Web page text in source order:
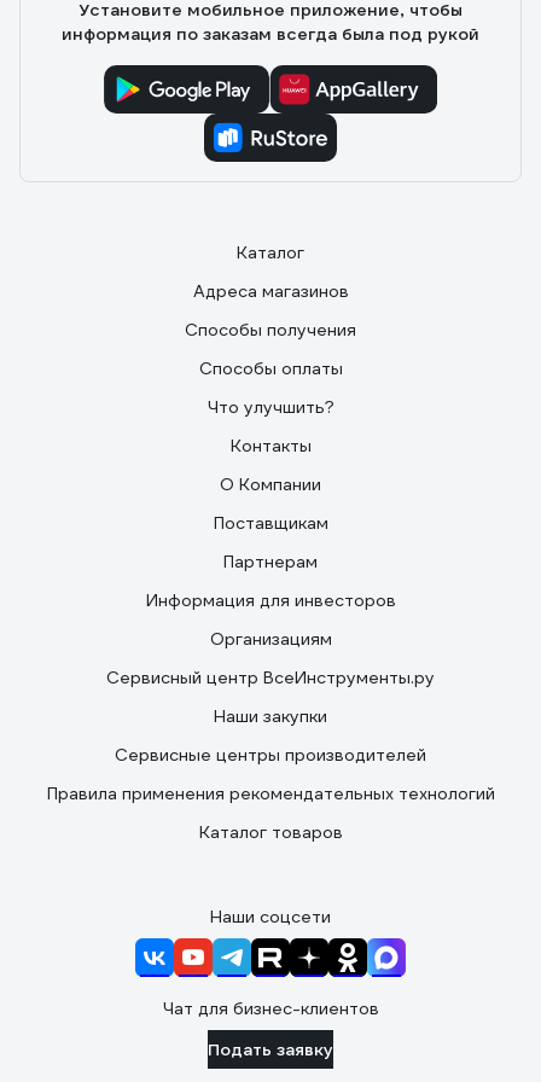
Установите мобильное приложение, чтобы
информация по заказам всегда была под рукой
Каталог
Адреса магазинов
Способы получения
Способы оплаты
Что улучшить?
Контакты
О Компании
Поставщикам
Партнерам
Информация для инвесторов
Организациям
Сервисный центр ВсеИнструменты.ру
Наши закупки
Сервисные центры производителей
Правила применения рекомендательных технологий
Каталог товаров
Наши соцсети
Чат для бизнес-клиентов
Подать заявку